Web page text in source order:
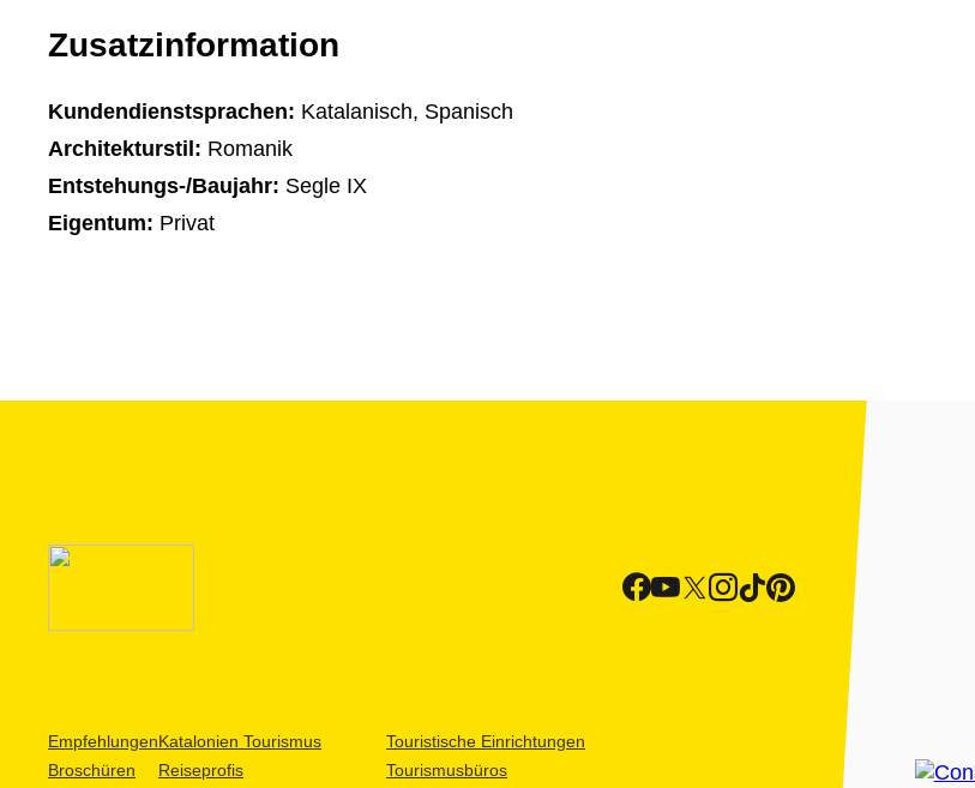
Zusatzinformation
Kundendienstsprachen: Katalanisch, Spanisch
Architekturstil: Romanik
Entstehungs-/Baujahr: Segle IX
Eigentum: Privat
Empfehlungen
Broschüren
Katalonien Tourismus
Reiseprofis
Touristische Einrichtungen
Tourismusbüros